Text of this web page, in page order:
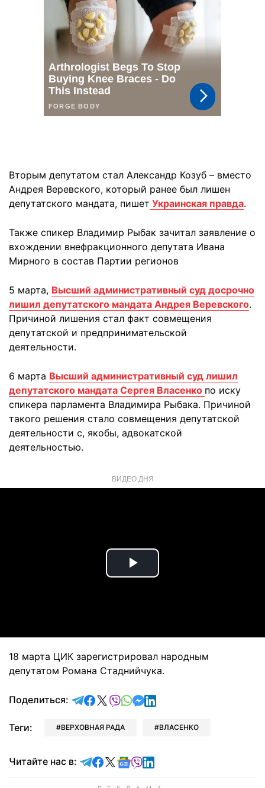
Вторым депутатом стал Александр Козуб – вместо
Андрея Веревского, который ранее был лишен
депутатского мандата, пишет Украинская правда.
Также спикер Владимир Рыбак зачитал заявление о
вхождении внефракционного депутата Ивана
Мирного в состав Партии регионов
5 марта, Высший административный суд досрочно
лишил депутатского мандата Андрея Веревского.
Причиной лишения стал факт совмещения
депутатской и предпринимательской
деятельности.
6 марта Высший административный суд лишил
депутатского мандата Сергея Власенко по иску
спикера парламента Владимира Рыбака. Причиной
такого решения стало совмещения депутатской
деятельности с, якобы, адвокатской
деятельностью.
ВИДЕО ДНЯ
Play
18 марта ЦИК зарегистрировал народным
депутатом Романа Стаднийчука.
Поделиться: отправить в Telegram
поделиться в Facebook
поделиться в X
отправить в Viber
отправить в Whatsapp
отправить в Messenger
отправить в LinkedIn
Теги: ВЕРХОВНАЯ РАДА ВЛАСЕНКО
Читайте нас в: Читайте в Telegram
Читайте в Facebook
Читайте в X
Читайте в Google news
Читайте в Viber
Читайте в LinkedIn